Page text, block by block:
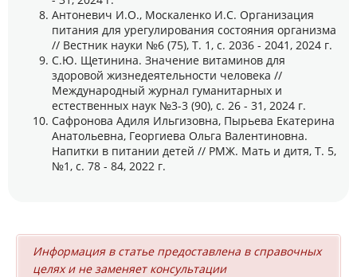
Антоневич И.О., Москаленко И.С. Организация
питания для урегулирования состояния организма
// Вестник науки №6 (75), Т. 1, с. 2036 - 2041, 2024 г.
С.Ю. Щетинина. Значение витаминов для
здоровой жизнедеятельности человека //
Международный журнал гуманитарных и
естественных наук №3-3 (90), с. 26 - 31, 2024 г.
Сафронова Адиля Ильгизовна, Пырьева Екатерина
Анатольевна, Георгиева Ольга Валентиновна.
Напитки в питании детей // РМЖ. Мать и дитя, Т. 5,
№1, с. 78 - 84, 2022 г.
Информация в статье предоставлена в справочных
целях и не заменяет консультации